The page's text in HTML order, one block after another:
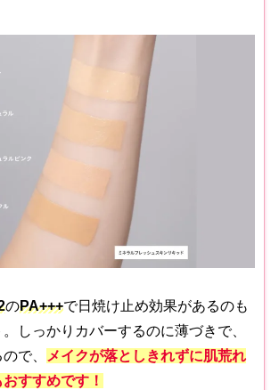
のPA+++で日焼け止め効果があるのも
しっかりカバーするのに薄づきで、
で、
メイクが落としきれずに肌荒れ
すすめです！